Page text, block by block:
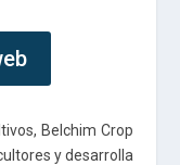
Belchim Crop
y desarrolla